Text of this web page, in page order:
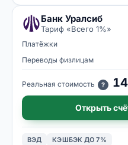
Банк Уралсиб
Тариф «Всего 1%»
Платёжки
Переводы физлицам
Реальная стоимость ?
Открыть
ВЭД КЭШБЭК ДО 7%